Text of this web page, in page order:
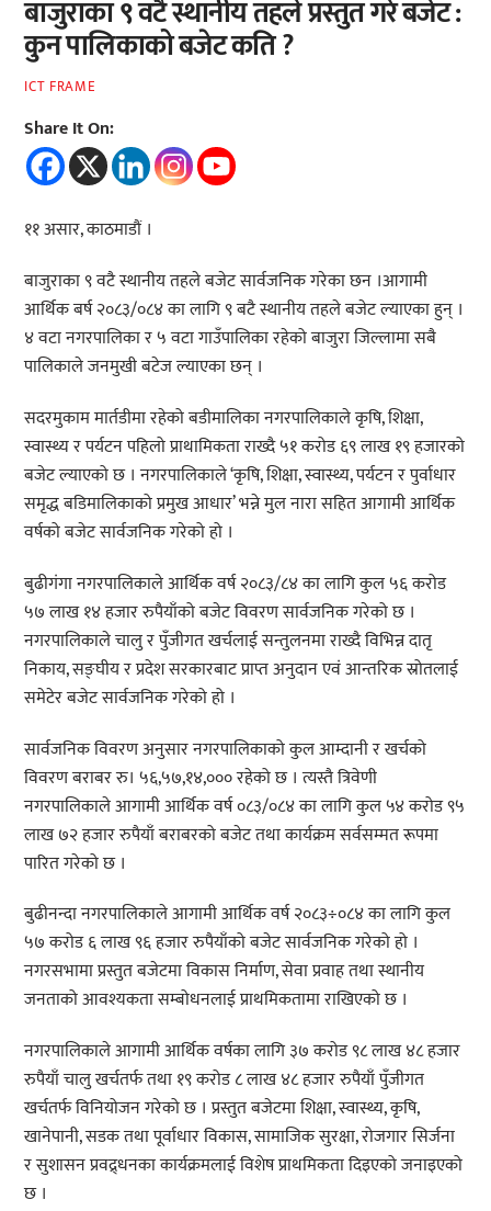
बाजुराका ९ वटै स्थानीय तहले प्रस्तुत गरे बजेट :
कुन पालिकाको बजेट कति ?
ICT FRAME
Share It On:
११ असार, काठमाडौं ।
बाजुराका ९ वटै स्थानीय तहले बजेट सार्वजनिक गरेका छन ।आगामी
आर्थिक बर्ष २०८३/०८४ का लागि ९ बटै स्थानीय तहले बजेट ल्याएका हुन् ।
४ वटा नगरपालिका र ५ वटा गाउँपालिका रहेको बाजुरा जिल्लामा सबै
पालिकाले जनमुखी बटेज ल्याएका छन् ।
सदरमुकाम मार्तडीमा रहेको बडीमालिका नगरपालिकाले कृषि, शिक्षा,
स्वास्थ्य र पर्यटन पहिलो प्राथामिकता राख्दै ५१ करोड ६९ लाख १९ हजारको
बजेट ल्याएको छ । नगरपालिकाले ‘कृषि, शिक्षा, स्वास्थ्य, पर्यटन र पुर्वाधार
समृद्ध बडिमालिकाको प्रमुख आधार’ भन्ने मुल नारा सहित आगामी आर्थिक
वर्षको बजेट सार्वजनिक गरेको हो ।
बुढीगंगा नगरपालिकाले आर्थिक वर्ष २०८३/८४ का लागि कुल ५६ करोड
५७ लाख १४ हजार रुपैयाँको बजेट विवरण सार्वजनिक गरेको छ ।
नगरपालिकाले चालु र पुँजीगत खर्चलाई सन्तुलनमा राख्दै विभिन्न दातृ
निकाय, सङ्घीय र प्रदेश सरकारबाट प्राप्त अनुदान एवं आन्तरिक स्रोतलाई
समेटेर बजेट सार्वजनिक गरेको हो ।
सार्वजनिक विवरण अनुसार नगरपालिकाको कुल आम्दानी र खर्चको
विवरण बराबर रु। ५६,५७,१४,००० रहेको छ । त्यस्तै त्रिवेणी
नगरपालिकाले आगामी आर्थिक वर्ष ०८३/०८४ का लागि कुल ५४ करोड ९५
लाख ७२ हजार रुपैयाँ बराबरको बजेट तथा कार्यक्रम सर्वसम्मत रूपमा
पारित गरेको छ ।
बुढीनन्दा नगरपालिकाले आगामी आर्थिक वर्ष २०८३÷०८४ का लागि कुल
५७ करोड ६ लाख ९६ हजार रुपैयाँको बजेट सार्वजनिक गरेको हो ।
नगरसभामा प्रस्तुत बजेटमा विकास निर्माण, सेवा प्रवाह तथा स्थानीय
जनताको आवश्यकता सम्बोधनलाई प्राथमिकतामा राखिएको छ ।
नगरपालिकाले आगामी आर्थिक वर्षका लागि ३७ करोड ९८ लाख ४८ हजार
रुपैयाँ चालु खर्चतर्फ तथा १९ करोड ८ लाख ४८ हजार रुपैयाँ पुँजीगत
खर्चतर्फ विनियोजन गरेको छ । प्रस्तुत बजेटमा शिक्षा, स्वास्थ्य, कृषि,
खानेपानी, सडक तथा पूर्वाधार विकास, सामाजिक सुरक्षा, रोजगार सिर्जना
र सुशासन प्रवद्र्धनका कार्यक्रमलाई विशेष प्राथमिकता दिइएको जनाइएको
छ ।